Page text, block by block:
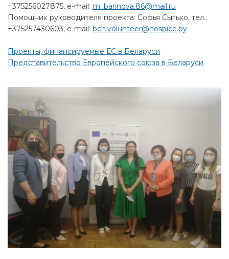
+375256027875, e-mail: m_barinova.86@mail.ru
Помощник руководителя проекта: Софья Сытько, тел.:
+375257430603, e-mail: bch.volunteer@hospice.by
Проекты, финансируемые ЕС в Беларуси
Представительство Европейского союза в Беларуси